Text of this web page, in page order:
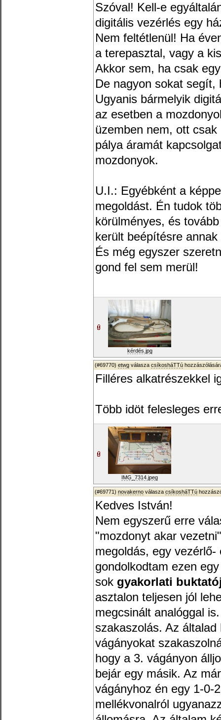
Szóval! Kell-e
digitális vezérlés egy
Nem feltétlenül! Ha
a terepasztal, vagy a
Akkor sem, ha csak
De nagyon sokat segít,
Ugyanis bármelyik
az esetben a
üzemben nem, ott
pálya áramát
mozdonyok.
U.I.: Egyébként a
megoldást. Én tudok
körülményes, és
került beépítésre annak
És még egyszer
gond fel sem merül!
kérdés.jpg
(#69770) etwg válasza csíkosháTTú
Filléres alkatrészekkel
Több idöt felesleges
IMG_7314.jpeg
(#69771) novakerno válasza csíkosháTTú
Kedves István!
Nem egyszerű erre
"mozdonyt akar
megoldás, egy
gondolkodtam ezen
sok gyakorlati
asztalon teljesen jól
megcsinált analóggal
szakaszolás. Az
vágányokat
hogy a 3. vágányon
bejár egy másik. Az
vágányhoz én egy 1-0-
mellékvonalról